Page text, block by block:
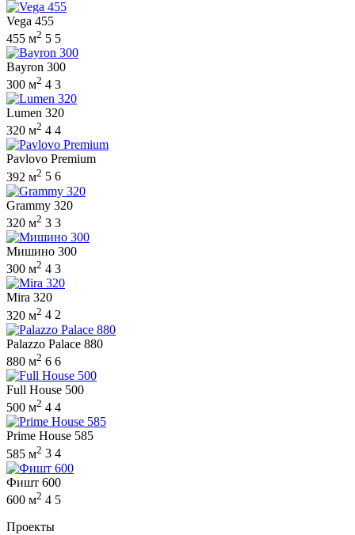
Vega 455
455 м2 5 5
Bayron 300
300 м2 4 3
Lumen 320
320 м2 4 4
Pavlovo Premium
392 м2 5 6
Grammy 320
320 м2 3 3
Мишино 300
300 м2 4 3
Mira 320
320 м2 4 2
Palazzo Palace 880
880 м2 6 6
Full House 500
500 м2 4 4
Prime House 585
585 м2 3 4
Фишт 600
600 м2 4 5
Проекты